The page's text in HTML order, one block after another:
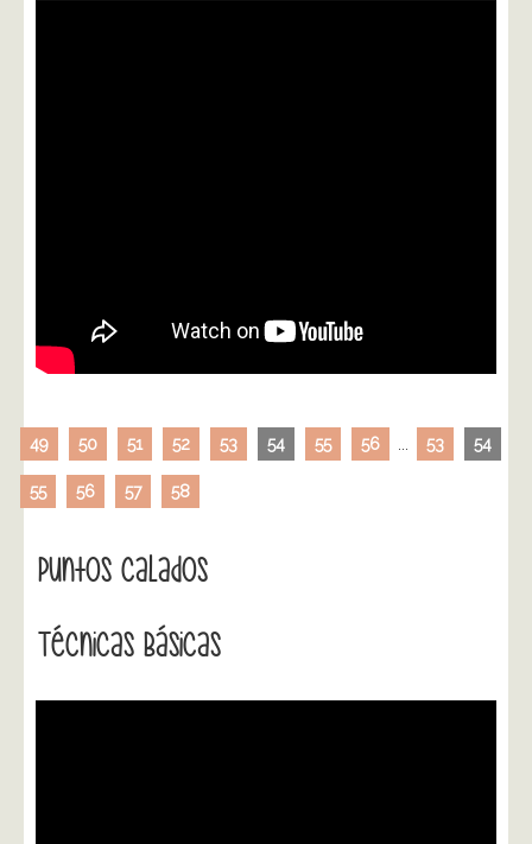
49 50 51 52 53 54 55 56 53 54
55 56 57 58
Puntos Calados
Técnicas Básicas